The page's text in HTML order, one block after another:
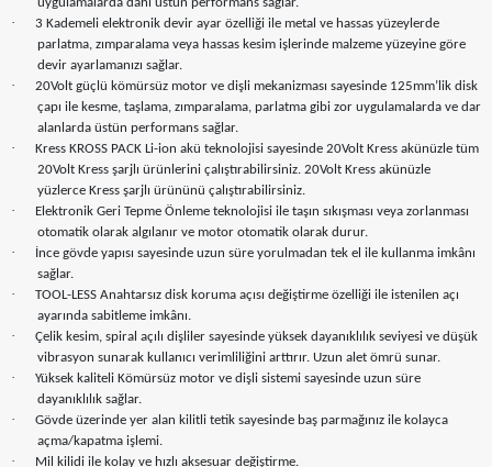
·
3 Kademeli elektronik devir ayar özelliği ile metal ve hassas yüzeylerde
parlatma, zımparalama veya hassas kesim işlerinde malzeme yüzeyine göre
devir ayarlamanızı sağlar.
·
20Volt güçlü kömürsüz motor ve dişli mekanizması sayesinde 125mm’lik disk
çapı ile kesme, taşlama, zımparalama, parlatma gibi zor uygulamalarda ve dar
alanlarda üstün performans sağlar.
·
Kress KROSS PACK Li-ion akü teknolojisi sayesinde 20Volt Kress akünüzle tüm
20Volt Kress şarjlı ürünlerini çalıştırabilirsiniz. 20Volt Kress akünüzle
yüzlerce Kress şarjlı ürününü çalıştırabilirsiniz.
·
Elektronik Geri Tepme Önleme teknolojisi ile taşın sıkışması veya zorlanması
otomatik olarak algılanır ve motor otomatik olarak durur.
·
İnce gövde yapısı sayesinde uzun süre yorulmadan tek el ile kullanma imkânı
sağlar.
·
TOOL-LESS Anahtarsız disk koruma açısı değiştirme özelliği ile istenilen açı
ayarında sabitleme imkânı.
·
Çelik kesim, spiral açılı dişliler sayesinde yüksek dayanıklılık seviyesi ve düşük
vibrasyon sunarak kullanıcı verimliliğini arttırır. Uzun alet ömrü sunar.
·
Yüksek kaliteli Kömürsüz motor ve dişli sistemi sayesinde uzun süre
dayanıklılık sağlar.
·
Gövde üzerinde yer alan kilitli tetik sayesinde baş parmağınız ile kolayca
açma/kapatma işlemi.
· Mil kilidi ile kolay ve hızlı aksesuar değiştirme.